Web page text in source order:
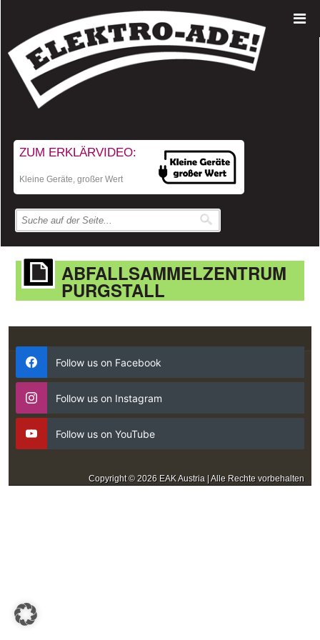
ZUM ERKLÄRVIDEO:
Kleine Geräte, großer Wert
ABFALLSAMMELZENTRUM
PURGSTALL
Follow us on Facebook
Follow us on Instagram
Follow us on YouTube
Copyright © 2026 EAK Austria | Alle Rechte vorbehalten